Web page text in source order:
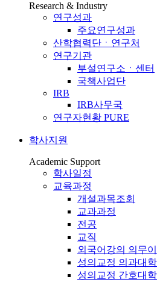
Research & Industry
연구성과
주요연구성과
산학협력단ㆍ연구처
연구기관
부설연구소ㆍ센터
국책사업단
IRB
IRB사무국
연구자현황 PURE
학사지원
Academic Support
학사일정
교육과정
개설과목조회
교과과정
전공
교직
외국어강의 의무
성의교정 의과대학
성의교정 간호대학